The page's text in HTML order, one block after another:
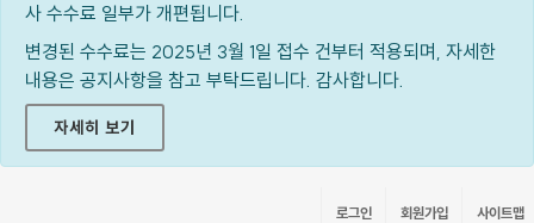
사 수수료 일부가 개편됩니다.
변경된 수수료는 2025년 3월 1일 접수 건부터 적용되며, 자세한
내용은 공지사항을 참고 부탁드립니다. 감사합니다.
자세히 보기
로그인 회원가입 사이트맵